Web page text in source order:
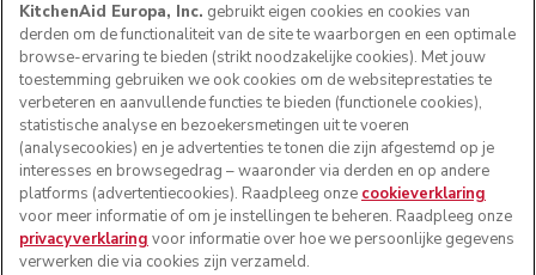
KitchenAid Europa, Inc. gebruikt eigen cookies en cookies van
derden om de functionaliteit van de site te waarborgen en een optimale
browse-ervaring te bieden (strikt noodzakelijke cookies). Met jouw
toestemming gebruiken we ook cookies om de websiteprestaties te
verbeteren en aanvullende functies te bieden (functionele cookies),
statistische analyse en bezoekersmetingen uit te voeren
(analysecookies) en je advertenties te tonen die zijn afgestemd op je
interesses en browsegedrag – waaronder via derden en op andere
platforms (advertentiecookies). Raadpleeg onze cookieverklaring
voor meer informatie of om je instellingen te beheren. Raadpleeg onze
privacyverklaring voor informatie over hoe we persoonlijke gegevens
verwerken die via cookies zijn verzameld.